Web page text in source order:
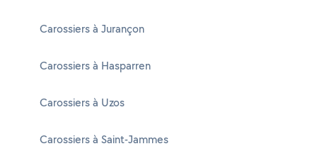
Carossiers à Jurançon
Carossiers à Hasparren
Carossiers à Uzos
Carossiers à Saint-Jammes